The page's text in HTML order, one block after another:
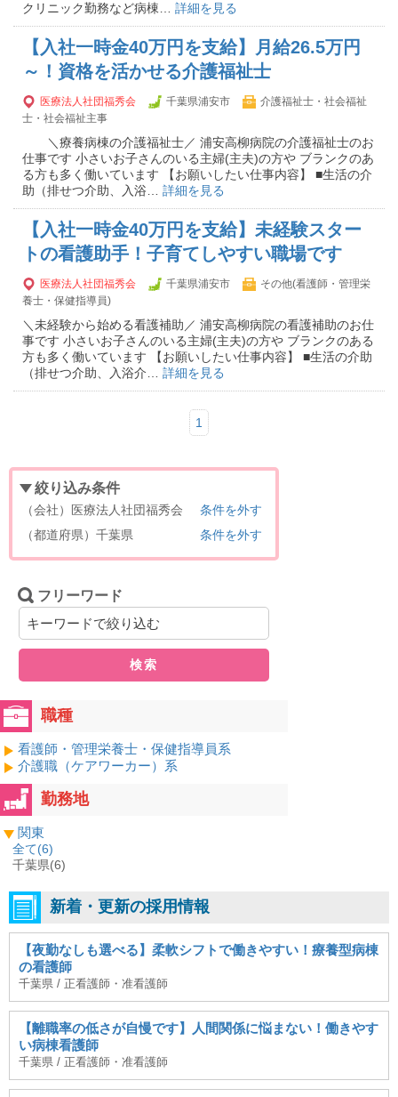
クリニック勤務など病棟… 詳細を見る
【入社一時金40万円を支給】月給26.5万円
～！資格を活かせる介護福祉士
医療法人社団福秀会 千葉県浦安市
介護福祉士・社会福祉
士・社会福祉主事
＼療養病棟の介護福祉士／ 浦安高柳病院の介護福祉士のお
仕事です 小さいお子さんのいる主婦(主夫)の方や ブランクのあ
る方も多く働いています 【お願いしたい仕事内容】 ■生活の介
助（排せつ介助、入浴… 詳細を見る
【入社一時金40万円を支給】未経験スター
トの看護助手！子育てしやすい職場です
医療法人社団福秀会 千葉県浦安市
その他(看護師・管理栄
養士・保健指導員)
＼未経験から始める看護補助／ 浦安高柳病院の看護補助のお仕
事です 小さいお子さんのいる主婦(主夫)の方や ブランクのある
方も多く働いています 【お願いしたい仕事内容】 ■生活の介助
（排せつ介助、入浴介… 詳細を見る
1
絞り込み条件
（会社）医療法人社団福秀会
条件を外す
（都道府県）千葉県
条件を外す
フリーワード
検索
職種
看護師・管理栄養士・保健指導員系
介護職（ケアワーカー）系
勤務地
関東
全て(6)
千葉県(6)
新着・更新の採用情報
【夜勤なしも選べる】柔軟シフトで働きやすい！療養型病棟
の看護師
千葉県 / 正看護師・准看護師
【離職率の低さが自慢です】人間関係に悩まない！働きやす
い病棟看護師
千葉県 / 正看護師・准看護師